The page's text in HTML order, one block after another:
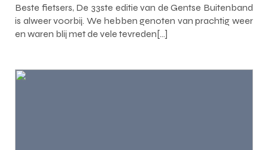
Beste fietsers, De 33ste editie van de Gentse Buitenband
is alweer voorbij. We hebben genoten van prachtig weer
en waren blij met de vele tevreden[…]